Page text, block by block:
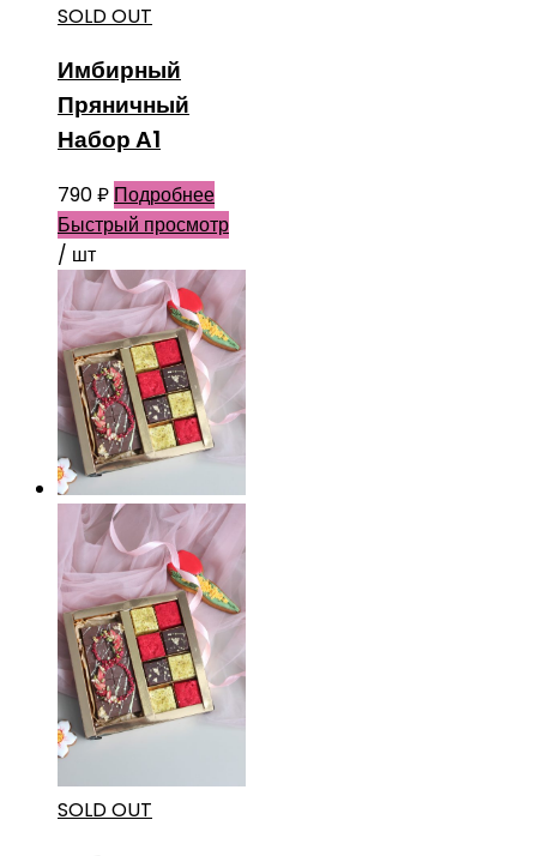
SOLD OUT
Имбирный
Пряничный
Набор А1
790₽ Подробнее
Быстрый просмотр
/ шт
SOLD OUT